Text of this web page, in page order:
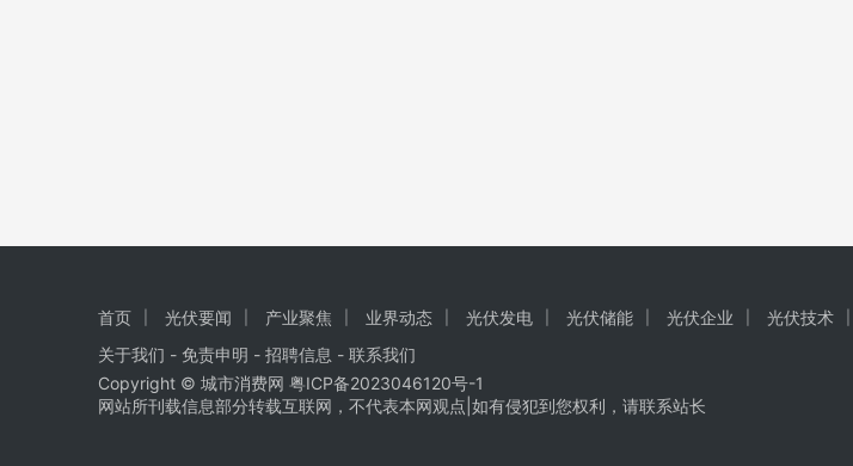
首页 光伏要闻 产业聚焦 业界动态 光伏发电 光伏储能 光伏企业 光伏技术
关于我们 - 免责申明 - 招聘信息 - 联系我们
Copyright © 城市消费网 粤ICP备2023046120号-1
网站所刊载信息部分转载互联网，不代表本网观点|如有侵犯到您权利，请联系站长